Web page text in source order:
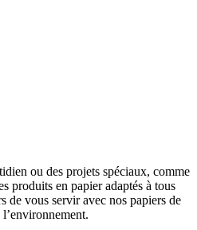
ou des projets spéciaux, comme
produits en papier adaptés à tous
de vous servir avec nos papiers de